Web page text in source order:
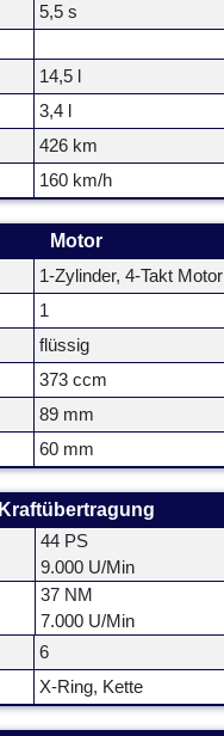
5,5 s
14,5 l
3,4 l
426 km
160 km/h
Motor
1-Zylinder, 4-Takt Motor
1
flüssig
373 ccm
89 mm
60 mm
Kraftübertragung
44 PS
9.000 U/Min
37 NM
7.000 U/Min
6
X-Ring, Kette